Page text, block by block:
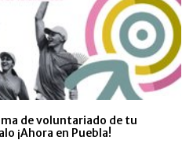
de voluntariado de tu
¡Ahora en Puebla!